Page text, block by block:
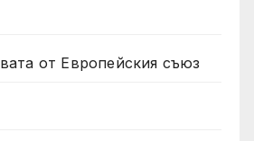
от Европейския съюз